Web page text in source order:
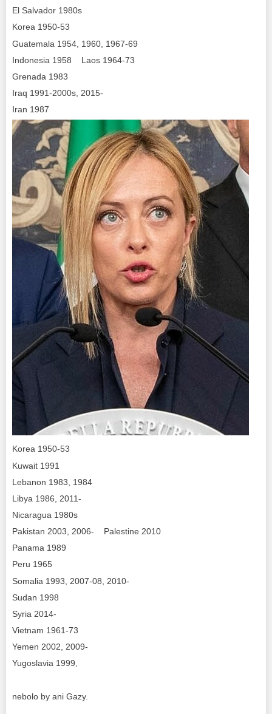
El Salvador 1980s
Korea 1950-53
Guatemala 1954, 1960, 1967-69
Indonesia 1958 Laos 1964-73
Grenada 1983
Iraq 1991-2000s, 2015-
Iran 1987
Korea 1950-53
Kuwait 1991
Lebanon 1983, 1984
Libya 1986, 2011-
Nicaragua 1980s
Pakistan 2003, 2006- Palestine 2010
Panama 1989
Peru 1965
Somalia 1993, 2007-08, 2010-
Sudan 1998
Syria 2014-
Vietnam 1961-73
Yemen 2002, 2009-
Yugoslavia 1999,
nebolo by ani Gazy.